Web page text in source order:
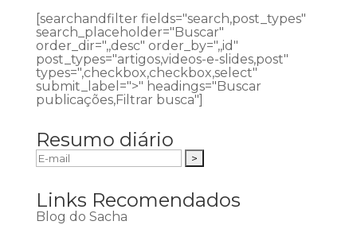
[searchandfilter fields="search,post_types"
search_placeholder="Buscar"
order_dir=",,desc" order_by=",,id"
post_types="artigos,videos-e-slides,post"
types=",checkbox,checkbox,select"
submit_label=">" headings="Buscar
publicações,Filtrar busca"]
Resumo diário
Links Recomendados
Blog do Sacha